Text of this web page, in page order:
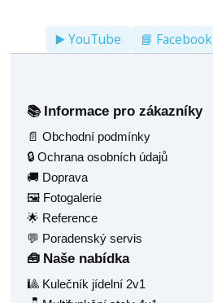
▶️ YouTube 📘 Facebook
📚 Informace pro zákazníky
📄 Obchodní podmínky
🔒 Ochrana osobních údajů
🚚 Doprava
🖼️ Fotogalerie
🌟 Reference
💬 Poradenský servis
🧰 Naše nabídka
🎱 Kulečník jídelní 2v1